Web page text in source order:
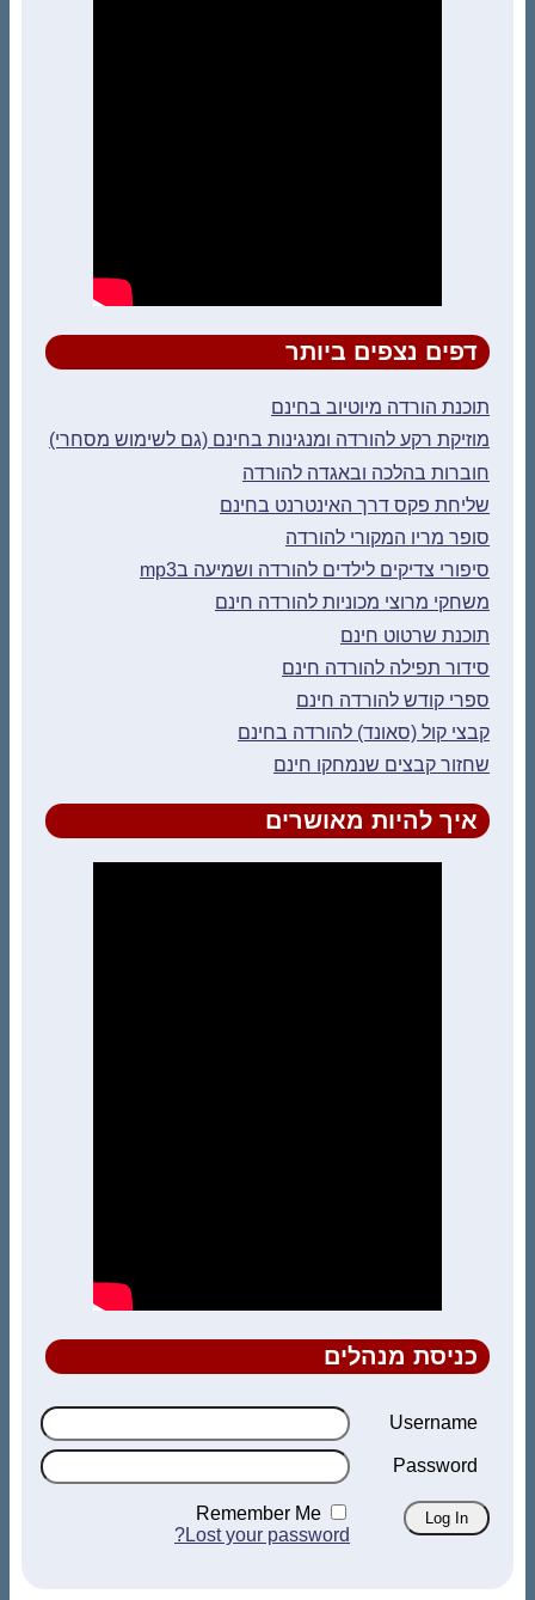
דפים נצפים ביותר
תוכנת הורדה מיוטיוב בחינם
מוזיקת רקע להורדה ומנגינות בחינם (גם לשימוש מסחרי)
חוברות בהלכה ובאגדה להורדה
שליחת פקס דרך האינטרנט בחינם
סופר מריו המקורי להורדה
סיפורי צדיקים לילדים להורדה ושמיעה בmp3
משחקי מרוצי מכוניות להורדה חינם
תוכנת שרטוט חינם
סידור תפילה להורדה חינם
ספרי קודש להורדה חינם
קבצי קול (סאונד) להורדה בחינם
שחזור קבצים שנמחקו חינם
איך להיות מאושרים
כניסת מנהלים
Username
Password
Remember Me
Lost your password?